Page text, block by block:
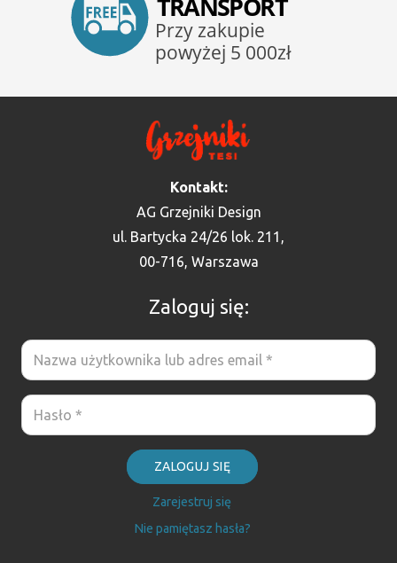
Kontakt:
AG Grzejniki Design
ul. Bartycka 24/26 lok. 211,
00-716, Warszawa
Zaloguj się:
ZALOGUJ SIĘ
Zarejestruj się
Nie pamiętasz hasła?